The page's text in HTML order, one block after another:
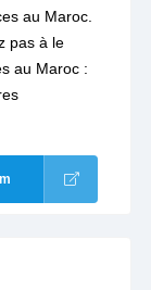
au Maroc.
pas à le
au Maroc :